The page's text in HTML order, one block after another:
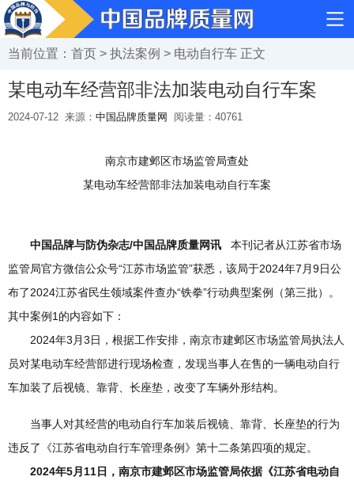
当前位置： 首页 > 执法案例 > 电动自行车 正文
某电动车经营部非法加装电动自行车案
2024-07-12 来源： 中国品牌质量网 阅读量： 40761
南京市建邺区市场监管局查处
某电动车经营部非法加装电动自行车案
中国品牌与防伪杂志/中国品牌质量网讯 本刊记者从江苏省市场
监管局官方微信公众号“江苏市场监管”获悉，该局于2024年7月9日公
布了2024江苏省民生领域案件查办“铁拳”行动典型案例（第三批）。
其中案例1的内容如下：
2024年3月3日，根据工作安排，南京市建邺区市场监管局执法人
员对某电动车经营部进行现场检查，发现当事人在售的一辆电动自行
车加装了后视镜、靠背、长座垫，改变了车辆外形结构。
当事人对其经营的电动自行车加装后视镜、靠背、长座垫的行为
违反了《江苏省电动自行车管理条例》第十二条第四项的规定。
2024年5月11日，南京市建邺区市场监管局依据《江苏省电动自